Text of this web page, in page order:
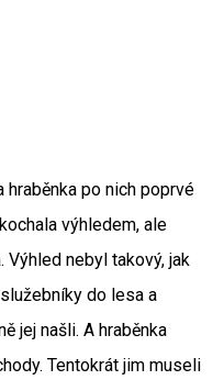
po nich poprvé
výhledem, ale
Výhled nebyl takový, jak
do lesa a
jej našli. A hraběnka
Tentokrát jim museli